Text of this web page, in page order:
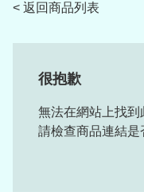
< 返回商品列表
很抱歉
無法在網站上找到
請檢查商品連結是